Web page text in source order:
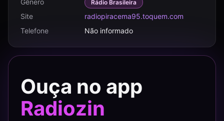
Gênero
Rádio Brasileira
Site
radiopiracema95.toquem.com
Telefone
Não informado
Ouça no app
Radiozin